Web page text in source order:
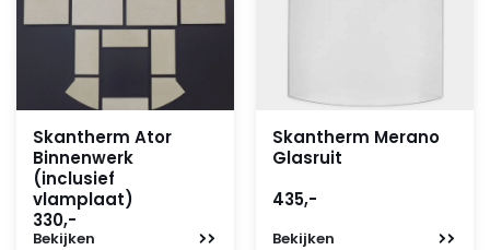
Skantherm Ator
Binnenwerk
(inclusief
vlamplaat)
330,-
Bekijken
Skantherm Merano
Glasruit
435,-
Bekijken